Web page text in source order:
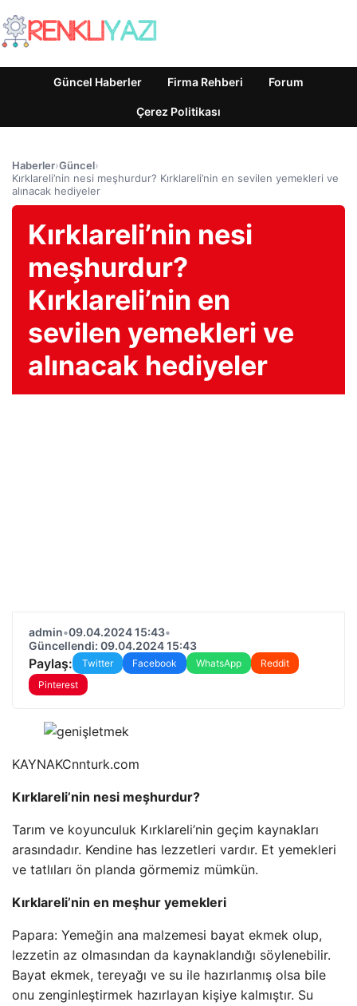
Güncel Haberler Firma Rehberi Forum
Çerez Politikası
Haberler›Güncel›
Kırklareli’nin nesi meşhurdur? Kırklareli’nin en sevilen yemekleri ve
alınacak hediyeler
Kırklareli’nin nesi
meşhurdur?
Kırklareli’nin en
sevilen yemekleri ve
alınacak hediyeler
admin•09.04.2024 15:43•
Güncellendi: 09.04.2024 15:43
Paylaş: Twitter Facebook WhatsApp
Reddit
Pinterest
KAYNAKCnnturk.com
Kırklareli’nin nesi meşhurdur?
Tarım ve koyunculuk Kırklareli’nin geçim kaynakları
arasındadır. Kendine has lezzetleri vardır. Et yemekleri
ve tatlıları ön planda görmemiz mümkün.
Kırklareli’nin en meşhur yemekleri
Papara: Yemeğin ana malzemesi bayat ekmek olup,
lezzetin az olmasından da kaynaklandığı söylenebilir.
Bayat ekmek, tereyağı ve su ile hazırlanmış olsa bile
onu zenginleştirmek hazırlayan kişiye kalmıştır. Su